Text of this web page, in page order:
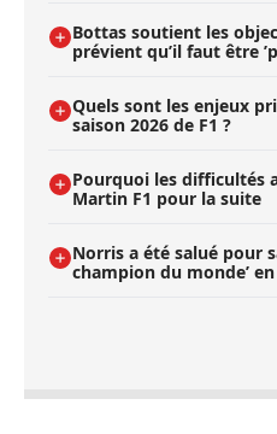
Bottas soutient les
prévient qu’il faut être
Quels sont les enjeux
saison 2026 de F1 ?
Pourquoi les difficultés
Martin F1 pour la suite
Norris a été salué pour
champion du monde’